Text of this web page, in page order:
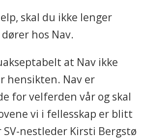
skal du ikke lenger
hos Nav.
at Nav ikke
hensikten. Nav er
for velferden vår og skal
vi i fellesskap er blitt
SV-nestleder Kirsti Bergstø